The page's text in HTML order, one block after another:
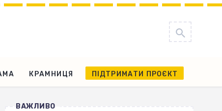
КРАМНИЦЯ ПІДТРИМАТИ ПРОЄКТ
ВАЖЛИВО